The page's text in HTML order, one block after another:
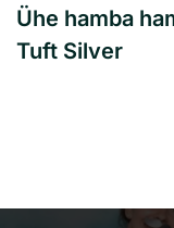
Ühe hamba
Tuft Silver